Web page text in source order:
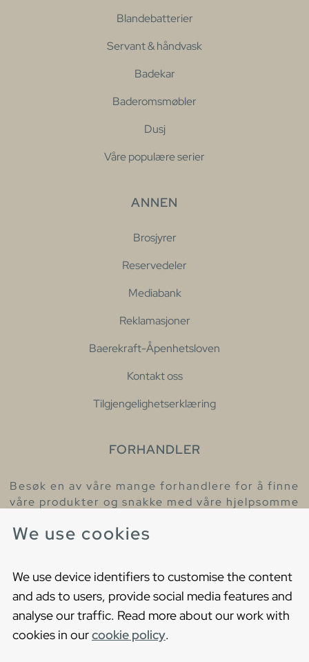
We use cookies
We use device identifiers to customise the content
and ads to users, provide social media features and
analyse our traffic. Read more about our work with
cookies in ourcookie policy.
Blandebatterier
Servant & håndvask
Badekar
Baderomsmøbler
Dusj
Våre populære serier
ANNEN
Brosjyrer
Reservedeler
Mediabank
Reklamasjoner
Baerekraft-Åpenhetsloven
Kontakt oss
Tilgjengelighetserklæring
FORHANDLER
Besøk en av våre mange forhandlere for å finne
våre produkter og snakke med våre hjelpsomme